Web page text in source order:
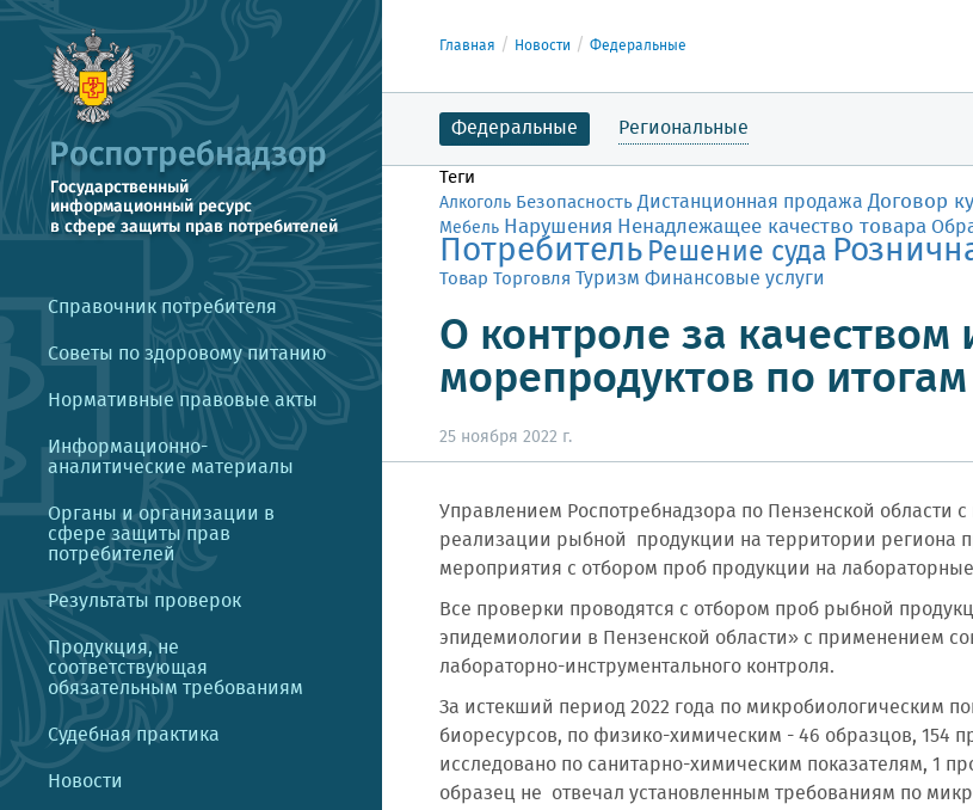
Справочник потребителя
Советы по здоровому питанию
Нормативные правовые акты
Информационно-
аналитические материалы
Органы и организации в
сфере защиты прав
потребителей
Результаты проверок
Продукция, не
соответствующая
обязательным требованиям
Судебная практика
Новости
Главная Новости Федеральные
Федеральные Региональные
Теги
Алкоголь БезопасностьДистанционная продажа Договор
Мебель Нарушения Ненадлежащее качество товара
ПотребительРешение суда
Товар Торговля Туризм Финансовые услуги
О контроле за
морепродуктов по
25 ноября 2022 г.
Управлением Роспотребнадзора по Пензенской области
реализации рыбной продукции на территории региона
мероприятия с отбором проб продукции на
Все проверки проводятся с отбором проб рыбной
эпидемиологии в Пензенской области» с применением
лабораторно-инструментального контроля.
За истекший период 2022 года по микробиологическим
биоресурсов, по физико-химическим - 46 образцов, 154
исследовано по санитарно-химическим показателям, 1
образец не отвечал установленным требованиям по